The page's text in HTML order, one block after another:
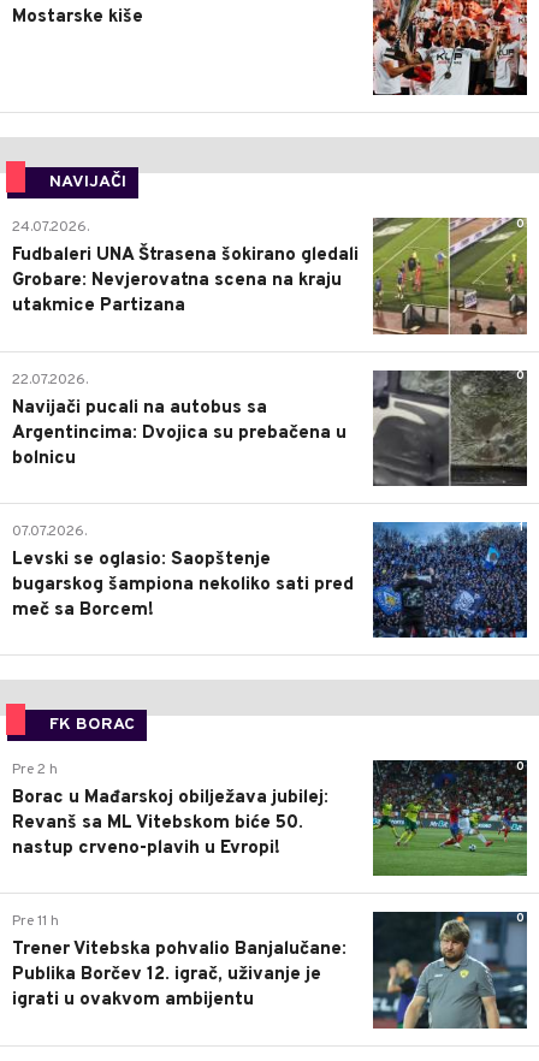
Mostarske kiše
NAVIJAČI
0
24.07.2026.
Fudbaleri UNA Štrasena šokirano gledali
Grobare: Nevjerovatna scena na kraju
utakmice Partizana
0
22.07.2026.
Navijači pucali na autobus sa
Argentincima: Dvojica su prebačena u
bolnicu
1
07.07.2026.
Levski se oglasio: Saopštenje
bugarskog šampiona nekoliko sati pred
meč sa Borcem!
FK BORAC
0
Pre 2 h
Borac u Mađarskoj obilježava jubilej:
Revanš sa ML Vitebskom biće 50.
nastup crveno-plavih u Evropi!
0
Pre 11 h
Trener Vitebska pohvalio Banjalučane:
Publika Borčev 12. igrač, uživanje je
igrati u ovakvom ambijentu